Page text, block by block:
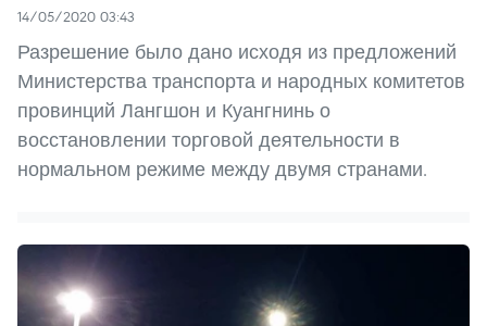
14/05/2020 03:43
Разрешение было дано исходя из предложений
Министерства транспорта и народных комитетов
провинций Лангшон и Куангнинь о
восстановлении торговой деятельности в
нормальном режиме между двумя странами.